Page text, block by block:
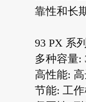
靠性和长
93 PX 系
多种容量:
高性能:
节能: 工